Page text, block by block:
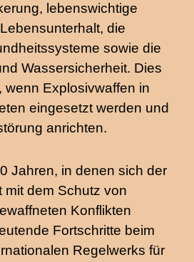
lebenswichtige
die
sowie die
Wassersicherheit. Dies
wenn Explosivwaffen in
eingesetzt werden und
anrichten.
Jahren, in denen sich der
mit dem Schutz von
Konflikten
Fortschritte beim
Regelwerks für